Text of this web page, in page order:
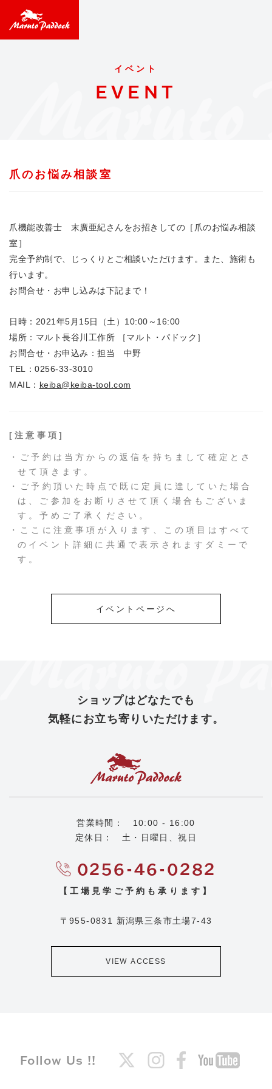
オリジナルグッズ
工場マップ
レンタル
アクセス
プライバシーポリシー
イベント
EVENT
爪のお悩み相談室
爪機能改善士 末廣亜紀さんをお招きしての［爪のお悩み相談
室］
完全予約制で、じっくりとご相談いただけます。また、施術も
行います。
お問合せ・お申し込みは下記まで！
日時：2021年5月15日（土）10:00～16:00
場所：マルト長谷川工作所 ［マルト・パドック］
お問合せ・お申込み：担当 中野
TEL：0256-33-3010
MAIL： keiba@keiba-tool.com
[注意事項]
・ご予約は当方からの返信を持ちまして確定とさ
せて頂きます。
・ご予約頂いた時点で既に定員に達していた場合
は、ご参加をお断りさせて頂く場合もございま
す。予めご了承ください。
・ここに注意事項が入ります、この項目はすべて
のイベント詳細に共通で表示されますダミーで
す。
イベントページへ
ショップは どなたでも
気軽にお立ち寄りいただけます。
営業時間： 10:00 - 16:00
定休日： 土・日曜日、祝日
0256-46-0282
【工場見学ご予約も承ります】
〒955-0831 新潟県三条市土場7-43
VIEW ACCESS
Follow Us !!